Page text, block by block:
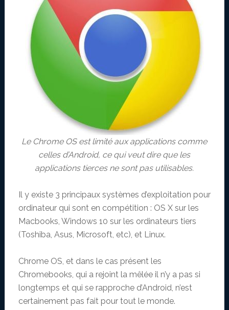
Le Chrome OS est limité aux applications comme
celles d’Android, ce qui veut dire que les
applications tierces ne sont pas utilisables.
Il y existe 3 principaux systèmes d’exploitation pour
ordinateur qui sont en compétition : OS X sur les
Macbooks, Windows 10 sur les ordinateurs tiers
(Toshiba, Asus, Microsoft, etc), et Linux.
Chrome OS, et dans le cas présent les
Chromebooks, qui a rejoint la mêlée il n’y a pas si
longtemps et qui se rapproche d’Android, n’est
certainement pas fait pour tout le monde.